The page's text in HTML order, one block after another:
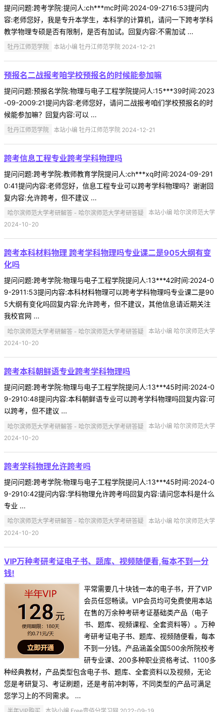
提问问题:跨考学院:提问人:ch***mc时间:2024-09-2716:53提问内
容:老师您好，我是专升本学生，本科学的计算机，请问一下跨考学科
教学物理专硕是否有限制，是否有加试。回复内容:不需加试 ...
牡丹江师范学院 本站小编 牡丹江师范学院 2024-12-21
预报名二战报考咱学校预报名的时候能参加嘛
提问问题:预报名学院:物理与电子工程学院提问人:15***39时间:2023
-09-2009:21提问内容:老师您好，请问二战报考咱们学校预报名的时
候能参加嘛？回复内容:可以 ...
牡丹江师范学院 本站小编 牡丹江师范学院 2024-12-21
跨考信息工程专业跨考学科物理吗
提问问题:跨考学院:教师教育学院提问人:ch***xq时间:2024-09-291
0:41提问内容:老师您好，信息工程专业可以跨考学科物理吗？谢谢回
复内容:允许跨考，但不建议 ...
哈尔滨师范大学考研解答 - 哈尔滨师范大学考研答疑
本站小编 哈尔滨师范大学
2024-10-20
跨考本科材料物理 跨考学科物理吗专业课二是905大纲有变
化吗
提问问题:跨考学院:物理与电子工程学院提问人:13***42时间:2024-0
9-2911:53提问内容:本科材料物理可以跨考学科物理吗专业课二是90
5大纲有变化吗回复内容:允许跨考，但不建议，其他信息请近期关注
我校官网 ...
哈尔滨师范大学考研解答 - 哈尔滨师范大学考研答疑
本站小编 哈尔滨师范大学
2024-10-20
跨考本科朝鲜语专业跨考学科物理吗
提问问题:跨考学院:物理与电子工程学院提问人:13***45时间:2024-0
9-2910:48提问内容:本科朝鲜语专业可以跨考学科物理吗回复内容:可
以跨考，但不建议 ...
哈尔滨师范大学考研解答 - 哈尔滨师范大学考研答疑
本站小编 哈尔滨师范大学
2024-10-20
跨考学科物理允许跨考吗
提问问题:跨考学院:物理与电子工程学院提问人:13***45时间:2024-0
9-2910:42提问内容:学科物理允许跨考吗回复内容:请问您本科是什么
专业 ...
哈尔滨师范大学考研解答 - 哈尔滨师范大学考研答疑
本站小编 哈尔滨师范大学
2024-10-20
VIP万种考研考证电子书、题库、视频随便看,每本不到一分
钱!
平常需要几十块钱一本的电子书，开了VIP
会员任您畅读。VIP会员均可免费使用本站
在售的万余种考研考证基础类产品（电子
书、题库、视频课程、全套资料等）。万种
考研考证电子书、题库、视频随便看，每本
不到一分钱。产品涵盖全国500余所院校考
研专业课、200多种职业资格考试、1100多
种经典教材，产品类型包含电子书、题库、全套资料以及视频，无论
您是考研复习、考证刷题，还是考前冲刺等，不同类型的产品可满足
您学习上的不同需求。 ...